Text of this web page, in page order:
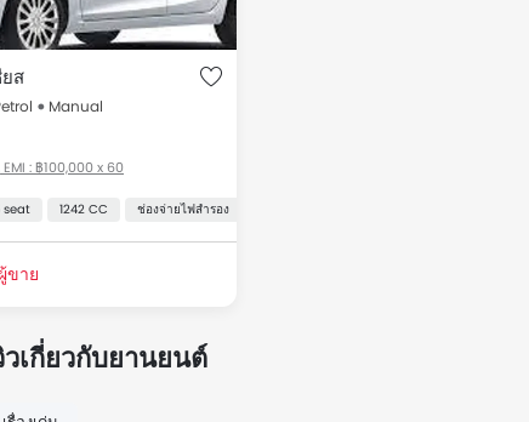
ราคาเริ่มต้นที่ ฿407,000
ส
Manual
: ฿100,000 x 60
seat 1242 CC ช่องจ่ายไฟสำรอง
ขาย
เกี่ยวกับยานยนต์